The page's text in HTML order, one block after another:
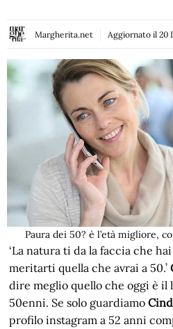
Margherita.net Aggiornato il 20
Paura dei 50? è l’età migliore,
‘La natura ti da la faccia che
meritarti quella che avrai a 50.’
dire meglio quello che oggi è il
50enni. Se solo guardiamo
profilo instagram a 52 anni